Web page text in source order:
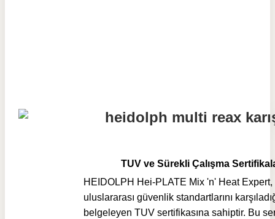
TUV ve Sürekli Çalışma
HEIDOLPH Hei-PLATE Mix 'n' Heat Expert,
uluslararası güvenlik standartlarını
belgeleyen TUV sertifikasına sahiptir. Bu